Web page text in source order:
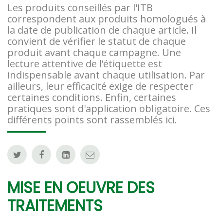
Les produits conseillés par l'ITB
correspondent aux produits homologués à
la date de publication de chaque article. Il
convient de vérifier le statut de chaque
produit avant chaque campagne. Une
lecture attentive de l’étiquette est
indispensable avant chaque utilisation. Par
ailleurs, leur efficacité exige de respecter
certaines conditions. Enfin, certaines
pratiques sont d'application obligatoire. Ces
différents points sont rassemblés ici.
MISE EN OEUVRE DES
TRAITEMENTS